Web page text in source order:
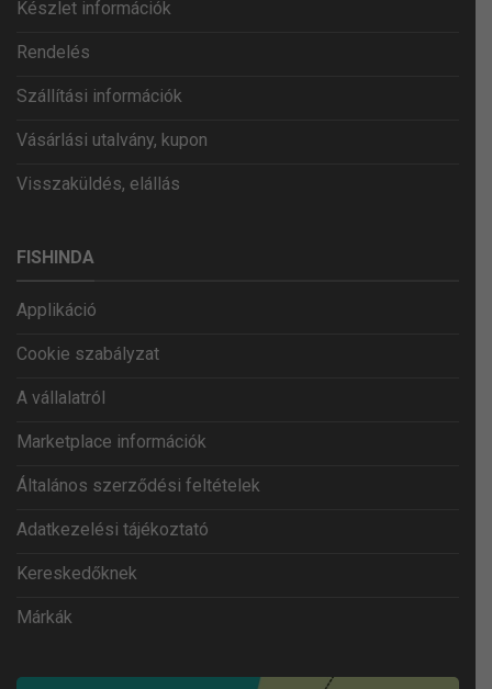
Készlet információk
Rendelés
Szállítási információk
Vásárlási utalvány, kupon
Visszaküldés, elállás
FISHINDA
Applikáció
Cookie szabályzat
A vállalatról
Marketplace információk
Általános szerződési feltételek
Adatkezelési tájékoztató
Kereskedőknek
Márkák